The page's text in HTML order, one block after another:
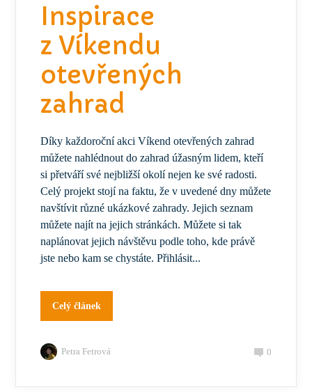
Inspirace
z Víkendu
otevřených
zahrad
Díky každoroční akci Víkend otevřených zahrad
můžete nahlédnout do zahrad úžasným lidem, kteří
si přetváří své nejbližší okolí nejen ke své radosti.
Celý projekt stojí na faktu, že v uvedené dny můžete
navštívit různé ukázkové zahrady. Jejich seznam
můžete najít na jejich stránkách. Můžete si tak
naplánovat jejich návštěvu podle toho, kde právě
jste nebo kam se chystáte. Přihlásit...
Celý článek
Petra Fetrová 0